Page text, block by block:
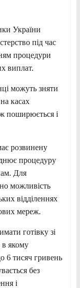
України
під час
процедури
виплат.
можуть зняти
касах
поширюється і
розвинену
процедуру
Для
можливість
відділеннях
мереж.
готівку зі
в якому
6 тисяч гривень
без
і